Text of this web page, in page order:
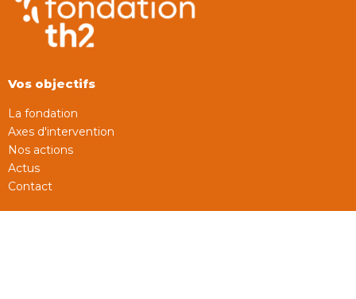
Vos objectifs
La fondation
Axes d'intervention
Nos actions
Actus
Contact